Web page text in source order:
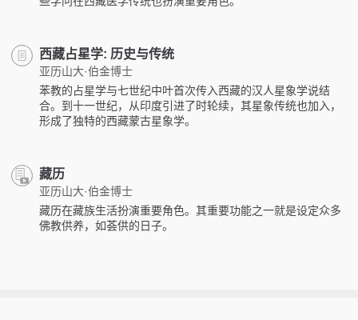
西藏占星学: 历史与传统
亚历山大·伯金博士
苯教的占星学与七世纪中叶首次传入西藏的汉人星象学说结
合。到十一世纪，从印度引进了时轮续，其星象传统也加入，
形成了独特的西藏蒙古星象学。
藏历
亚历山大·伯金博士
藏历在藏族生活扮演重要角色。其重要功能之一就是设定众多
佛教供养，如荟供的日子。